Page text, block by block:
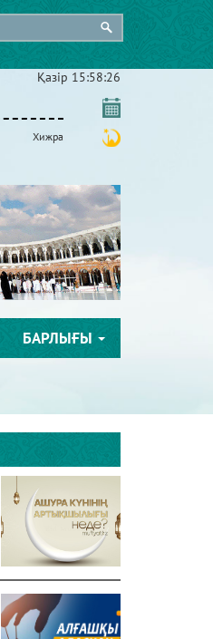
Қазір 15:58:27
Хижра
БАРЛЫҒЫ